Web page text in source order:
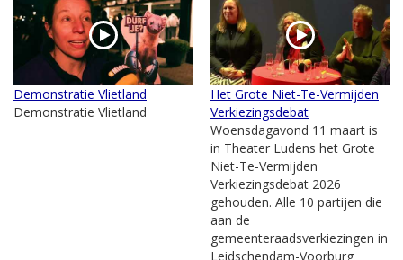
Demonstratie Vlietland
Demonstratie Vlietland
Het Grote Niet-Te-Vermijden
Verkiezingsdebat
Woensdagavond 11 maart is
in Theater Ludens het Grote
Niet-Te-Vermijden
Verkiezingsdebat 2026
gehouden. Alle 10 partijen die
aan de
gemeenteraadsverkiezingen in
Leidschendam-Voorburg